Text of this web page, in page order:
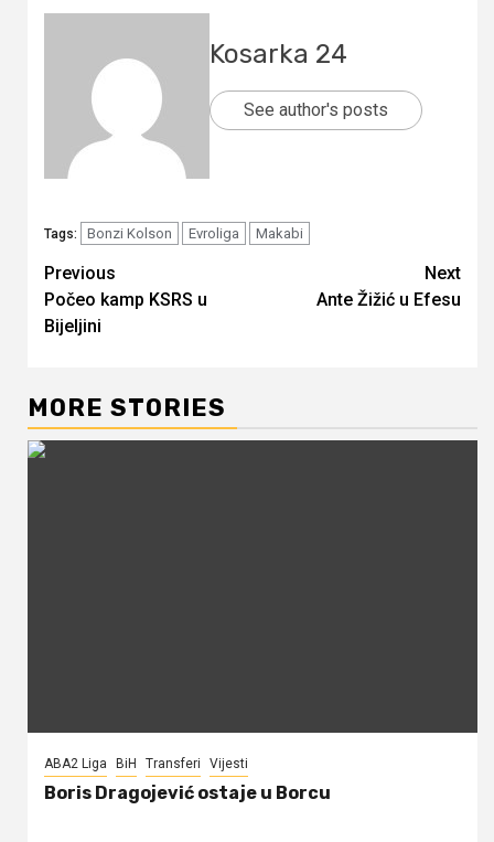
Kosarka 24
See author's posts
Tags: Bonzi Kolson Evroliga Makabi
Continue
Reading
Previous
Počeo kamp KSRS u
Bijeljini
Next
Ante Žižić u Efesu
MORE STORIES
ABA2 Liga BiH Transferi Vijesti
Boris Dragojević ostaje u Borcu